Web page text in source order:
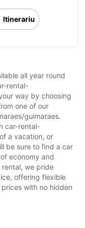
Itinerariu
all year round
rental-
way by choosing
one of our
guimaraes.
car-rental-
a vacation, or
be sure to find a car
economy and
rental, we pride
offering flexible
with no hidden